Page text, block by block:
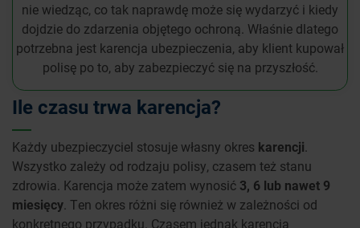
nie wiedząc, co tak naprawdę może się wydarzyć i kiedy
dojdzie do zdarzenia objętego ochroną. Właśnie dlatego
potrzebna jest karencja ubezpieczenia, aby klient kupował
polisę po to, aby zabezpieczyć się na przyszłość.
Ile czasu trwa karencja?
Każdy ubezpieczyciel stosuje własny okres karencji.
Wszystko zależy od rodzaju polisy, czasem też stanu
zdrowia. Karencja może zatem wynosić 3, 6 lub nawet 9
miesięcy. Ten okres różni się również w zależności od
konkretnego przypadku. Czasem jednak karencja